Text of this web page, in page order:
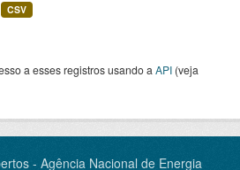
CSV
a esses registros usando a API (veja
- Agência Nacional de Energia